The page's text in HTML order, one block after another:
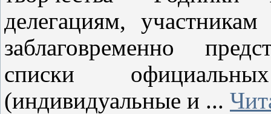
делегациям,
заблаговременно
списки
(индивидуальные и ...